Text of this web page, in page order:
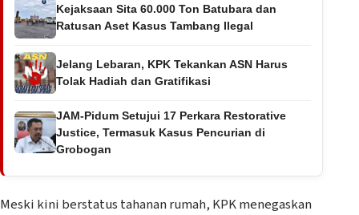
Kejaksaan Sita 60.000 Ton Batubara dan
Ratusan Aset Kasus Tambang Ilegal
Jelang Lebaran, KPK Tekankan ASN Harus
Tolak Hadiah dan Gratifikasi
JAM-Pidum Setujui 17 Perkara Restorative
Justice, Termasuk Kasus Pencurian di
Grobogan
Meski kini berstatus tahanan rumah, KPK menegaskan